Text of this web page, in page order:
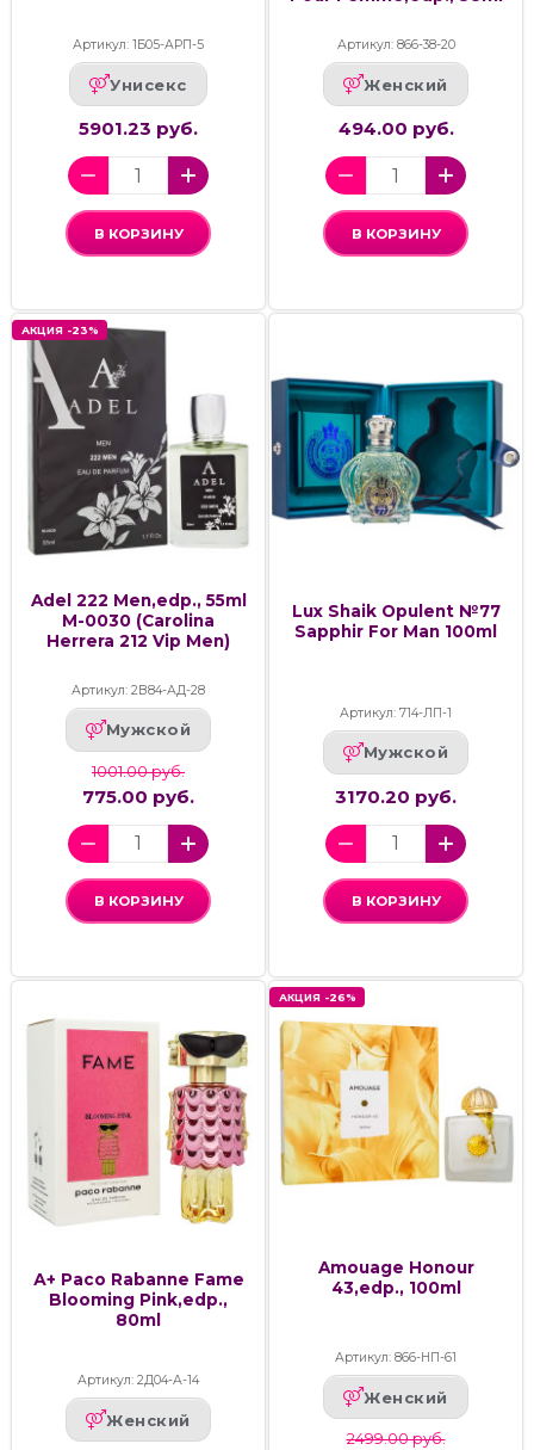
Артикул: 1Б05-АРП-5
Унисекс
5901.23 руб.
В КОРЗИНУ
Артикул: 866-38-20
Женский
494.00 руб.
В КОРЗИНУ
АКЦИЯ -23%
Adel 222 Men,edp., 55ml
M-0030 (Carolina
Herrera 212 Vip Men)
Артикул: 2В84-АД-28
Мужской
1001.00 руб.
775.00 руб.
В КОРЗИНУ
Lux Shaik Opulent №77
Sapphir For Man 100ml
Артикул: 714-ЛП-1
Мужской
3170.20 руб.
В КОРЗИНУ
А+ Paco Rabanne Fame
Blooming Pink,edp.,
80ml
Артикул: 2Д04-А-14
Женский
АКЦИЯ -26%
Amouage Honour
43,edp., 100ml
Артикул: 866-НП-61
Женский
2499.00 руб.